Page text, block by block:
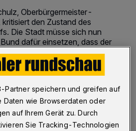
Oberbürgermeister-
den Zustand des
Die Stadt müsse sich nun
dafür einsetzen, dass der
des
aufgenommen werde.
Eine Minute Lesezeit
-Partner speichern und greifen auf
wie Browserdaten oder
auf Ihrem Gerät zu. Durch
Sie Tracking-Technologien